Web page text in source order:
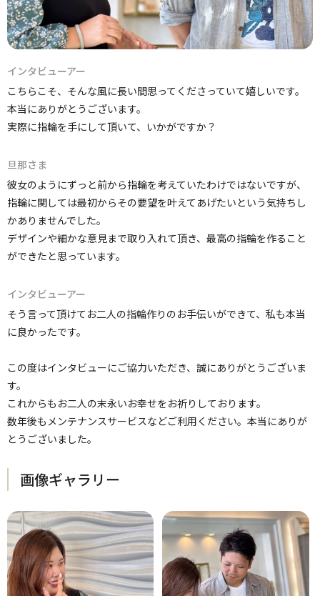
インタビューアー
こちらこそ、そんな風に長い間思ってくださっていて嬉しいです。
本当にありがとうございます。
実際に指輪を手にして頂いて、いかがですか？
旦那さま
彼女のようにずっと前から指輪を考えていたわけではないですが、
指輪に関しては最初からその要望を叶えてあげたいという気持ちし
かありませんでした。
デザインや細かな意見まで取り入れて頂き、最高の指輪を作ること
ができたと思っています。
インタビューアー
そう言って頂けてお二人の指輪作りのお手伝いができて、私も本当
に良かったです。
この度はインタビューにご協力いただき、誠にありがとうございま
す。
これからもお二人の末永いお幸せをお祈りしております。
数年後もメンテナンスサービスなどご利用ください。本当にありが
とうございました。
画像ギャラリー